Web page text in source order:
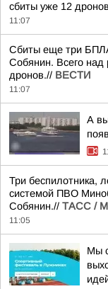
сбиты уже 12
11:07
Сбиты еще три
Собянин. Всего над
дронов.// ВЕСТИ
11:07
А
Три беспилотника,
системой ПВО
Собянин.// ТАСС /
11:05
Мы